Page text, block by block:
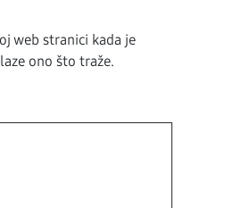
web stranici kada je
ono što traže.